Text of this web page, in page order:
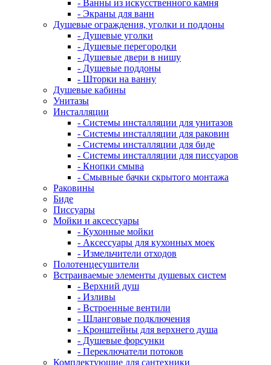
- Ванны из искусственного камня
- Экраны для ванн
Душевые ограждения, уголки и поддоны
- Душевые уголки
- Душевые перегородки
- Душевые двери в нишу
- Душевые поддоны
- Шторки на ванну
Душевые кабины
Унитазы
Инсталляции
- Системы инсталляции для унитазов
- Системы инсталляции для раковин
- Системы инсталляции для биде
- Системы инсталляции для писсуаров
- Кнопки смыва
- Смывные бачки скрытого монтажа
Раковины
Биде
Писсуары
Мойки и аксессуары
- Кухонные мойки
- Аксессуары для кухонных моек
- Измельчители отходов
Полотенцесушители
Встраиваемые элементы душевых систем
- Верхний душ
- Изливы
- Встроенные вентили
- Шланговые подключения
- Кронштейны для верхнего душа
- Душевые форсунки
- Переключатели потоков
Комплектующие для сантехники